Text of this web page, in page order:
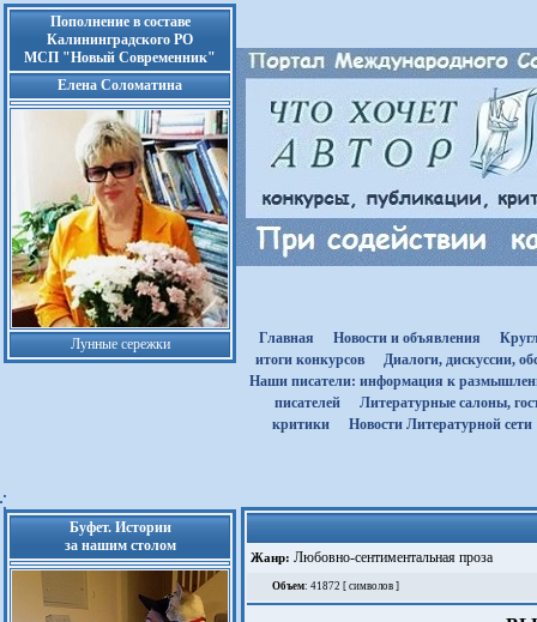
Пополнение в составе
Калининградского РО
МСП "Новый Современник"
Елена Соломатина
Лунные сережки Главная Новости и объявления
итоги конкурсов
Диалоги, дискуссии,
Наши писатели: информация к
писателей
Литературные салоны,
критики
Новости Литературной сети
Буфет. Истории
за нашим столом
Жанр: Любовно-сентиментальная проза
Объем: 41872 [ символов ]